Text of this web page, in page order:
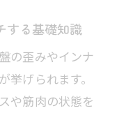
お腹の原因
っこりお腹の
する基礎知識
の歪みやインナ
げられます。
や筋肉の状態を